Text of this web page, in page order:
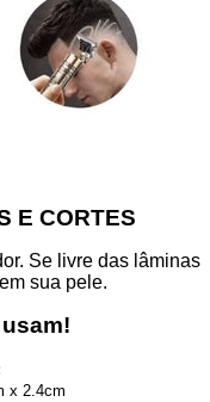
E CORTES
Se livre das lâminas
sua pele.
x 2.4cm